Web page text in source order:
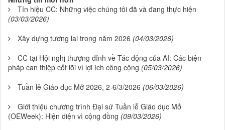
Tín hiệu CC: Những việc chúng tôi đã và đang thực hiện
(03/03/2026)
Xây dựng tương lai trong năm 2026 (04/03/2026)
CC tại Hội nghị thượng đỉnh về Tác động của AI: Các biện
pháp can thiệp cốt lõi vì lợi ích công cộng (05/03/2026)
Tuần lễ Giáo dục Mở 2026, 2-6/3/2026 (06/03/2026)
Giới thiệu chương trình Đại sứ Tuần lễ Giáo dục Mở
(OEWeek): Hiện diện vì cộng đồng (09/03/2026)